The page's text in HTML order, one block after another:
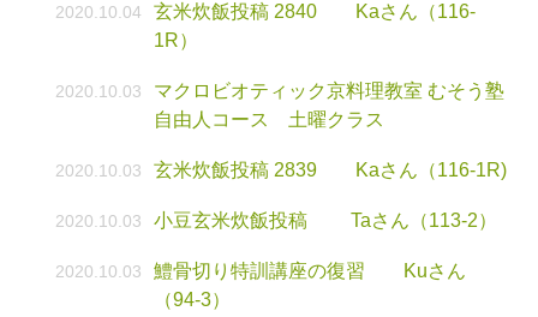
2020.10.04
玄米炊飯投稿 2840 Kaさん（116-
1R）
2020.10.03
マクロビオティック京料理教室 むそう塾
自由人コース 土曜クラス
2020.10.03 玄米炊飯投稿 2839 Kaさん（116-1R)
2020.10.03 小豆玄米炊飯投稿 Taさん（113-2）
2020.10.03
鱧骨切り特訓講座の復習 Kuさん
（94-3）